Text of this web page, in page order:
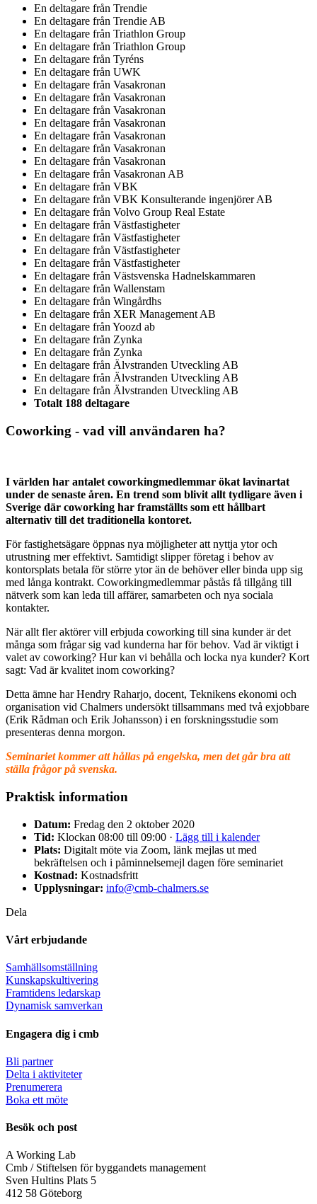
En deltagare från Trendie
En deltagare från Trendie AB
En deltagare från Triathlon Group
En deltagare från Triathlon Group
En deltagare från Tyréns
En deltagare från UWK
En deltagare från Vasakronan
En deltagare från Vasakronan
En deltagare från Vasakronan
En deltagare från Vasakronan
En deltagare från Vasakronan
En deltagare från Vasakronan
En deltagare från Vasakronan
En deltagare från Vasakronan AB
En deltagare från VBK
En deltagare från VBK Konsulterande ingenjörer AB
En deltagare från Volvo Group Real Estate
En deltagare från Västfastigheter
En deltagare från Västfastigheter
En deltagare från Västfastigheter
En deltagare från Västfastigheter
En deltagare från Västsvenska Hadnelskammaren
En deltagare från Wallenstam
En deltagare från Wingårdhs
En deltagare från XER Management AB
En deltagare från Yoozd ab
En deltagare från Zynka
En deltagare från Zynka
En deltagare från Älvstranden Utveckling AB
En deltagare från Älvstranden Utveckling AB
En deltagare från Älvstranden Utveckling AB
Totalt 188 deltagare
Coworking - vad vill användaren ha?
I världen har antalet coworkingmedlemmar ökat lavinartat
under de senaste åren. En trend som blivit allt tydligare även i
Sverige där coworking har framställts som ett hållbart
alternativ till det traditionella kontoret.
För fastighetsägare öppnas nya möjligheter att nyttja ytor och
utrustning mer effektivt. Samtidigt slipper företag i behov av
kontorsplats betala för större ytor än de behöver eller binda upp sig
med långa kontrakt. Coworkingmedlemmar påstås få tillgång till
nätverk som kan leda till affärer, samarbeten och nya sociala
kontakter.
När allt fler aktörer vill erbjuda coworking till sina kunder är det
många som frågar sig vad kunderna har för behov. Vad är viktigt i
valet av coworking? Hur kan vi behålla och locka nya kunder? Kort
sagt: Vad är kvalitet inom coworking?
Detta ämne har Hendry Raharjo, docent, Teknikens ekonomi och
organisation vid Chalmers undersökt tillsammans med två exjobbare
(Erik Rådman och Erik Johansson) i en forskningsstudie som
presenteras denna morgon.
Seminariet kommer att hållas på engelska, men det går bra att
ställa frågor på svenska.
Praktisk information
Datum: Fredag den 2 oktober 2020
Tid: Klockan 08:00 till 09:00 · Lägg till i kalender
Plats: Digitalt möte via Zoom, länk mejlas ut med
bekräftelsen och i påminnelsemejl dagen före seminariet
Kostnad: Kostnadsfritt
Upplysningar: info@cmb-chalmers.se
Dela
Vårt erbjudande
Samhällsomställning
Kunskapskultivering
Framtidens ledarskap
Dynamisk samverkan
Engagera dig i cmb
Bli partner
Delta i aktiviteter
Prenumerera
Boka ett möte
Besök och post
A Working Lab
Cmb / Stiftelsen för byggandets management
Sven Hultins Plats 5
412 58 Göteborg